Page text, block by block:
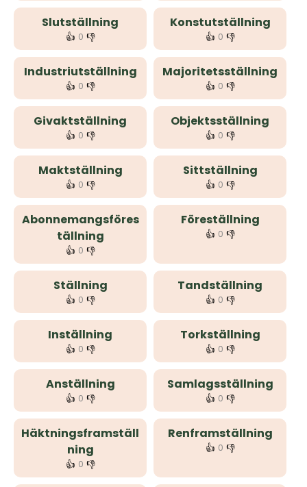
Slutställning
👍 0 👎
Konstutställning
👍 0 👎
Industriutställning
👍 0 👎
Majoritetsställning
👍 0 👎
Givaktställning
👍 0 👎
Objektsställning
👍 0 👎
Maktställning
👍 0 👎
Sittställning
👍 0 👎
Abonnemangsföres
tällning
👍 0 👎
Föreställning
👍 0 👎
Ställning
👍 0 👎
Tandställning
👍 0 👎
Inställning
👍 0 👎
Torkställning
👍 0 👎
Anställning
👍 0 👎
Samlagsställning
👍 0 👎
Häktningsframställ
ning
👍 0 👎
Renframställning
👍 0 👎